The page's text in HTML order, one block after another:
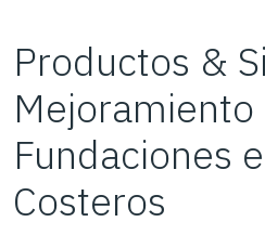
Productos &
Mejoramiento
Fundaciones
Costeros